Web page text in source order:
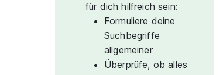
für dich hilfreich sein:
Formuliere deine
Suchbegriffe
allgemeiner
Überprüfe, ob alles